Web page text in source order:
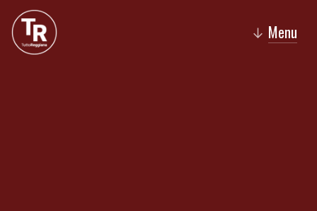
↓ Menu